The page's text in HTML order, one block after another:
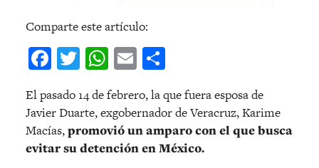
Comparte este artículo:
Facebook
Twitter
WhatsApp
Email
El pasado 14 de febrero, la que fuera esposa de
Javier Duarte, exgobernador de Veracruz, Karime
Macías,promovió un amparo con el que busca
evitar su detención en México.